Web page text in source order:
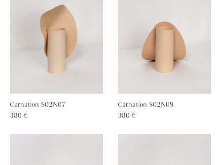
Carnation S02N07
380 €
Carnation S02N09
380 €